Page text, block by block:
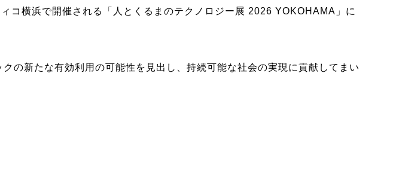
コ横浜で開催される「人とくるまのテクノロジー展 2026 YOKOHAMA」に
の新たな有効利用の可能性を見出し、持続可能な社会の実現に貢献してまい